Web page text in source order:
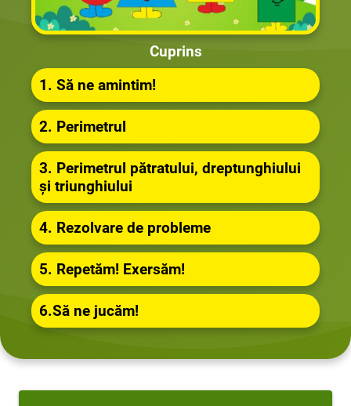
Cuprins
1. Să ne amintim!
2. Perimetrul
3. Perimetrul pătratului, dreptunghiului
și triunghiului
4. Rezolvare de probleme
5. Repetăm! Exersăm!
6.Să ne jucăm!